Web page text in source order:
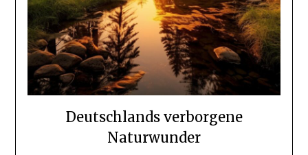
Deutschlands verborgene
Naturwunder